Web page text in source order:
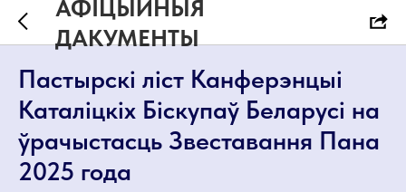
АФІЦЫЙНЫЯ
ДАКУМЕНТЫ
Пастырскі ліст Канферэнцыі
Каталіцкіх Біскупаў Беларусі на
ўрачыстасць Звеставання Пана
2025 года